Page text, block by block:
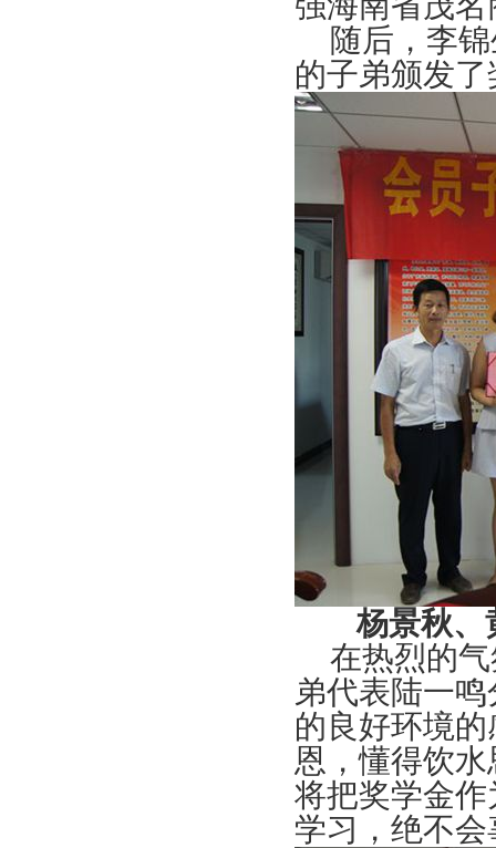
随后，李锦
的子弟颁发
杨景秋、
在热烈的气
弟代表陆一
的良好环境
恩，懂得饮
将把奖学金
学习，绝不